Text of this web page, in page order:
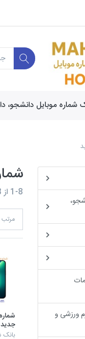
شماره موبایل دانشجو،
ورزشی و
1-8 از
تهران
بانک